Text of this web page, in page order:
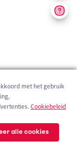
met het gebruik
Cookiebeleid
alle cookies